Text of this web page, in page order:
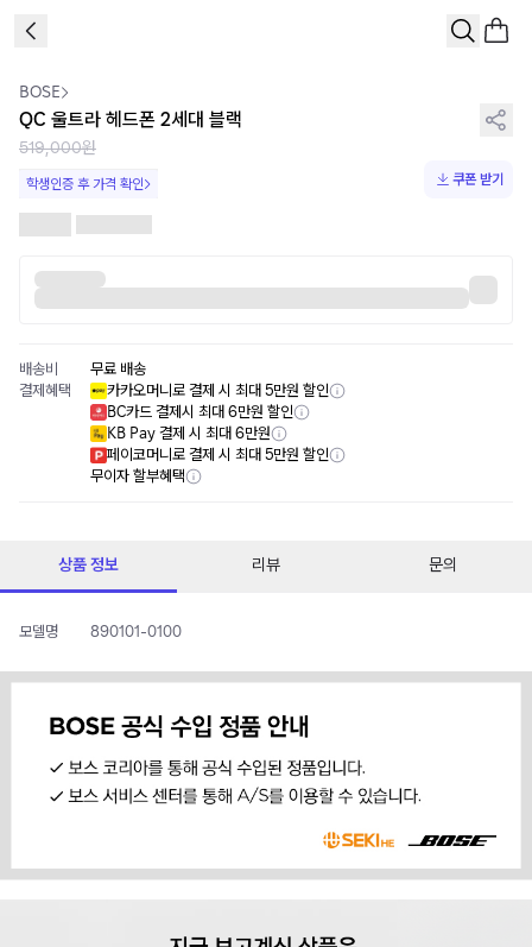
BOSE
QC 울트라 헤드폰 2세대 블랙
519,000원
학생인증 후 가격 확인 쿠폰 받기
배송비
무료 배송
결제혜택
카카오머니로 결제 시 최대 5만원 할인
BC카드 결제시 최대 6만원 할인
KB Pay 결제 시 최대 6만원
페이코머니로 결제 시 최대 5만원 할인
무이자 할부혜택
상품 정보 리뷰 문의
모델명 890101-0100